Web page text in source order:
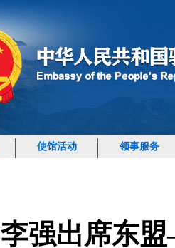
使馆活动 领事服务
李强出席东